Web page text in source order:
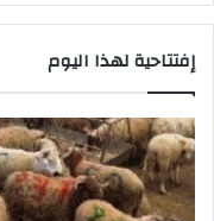
إفتتاحية لهذا اليوم